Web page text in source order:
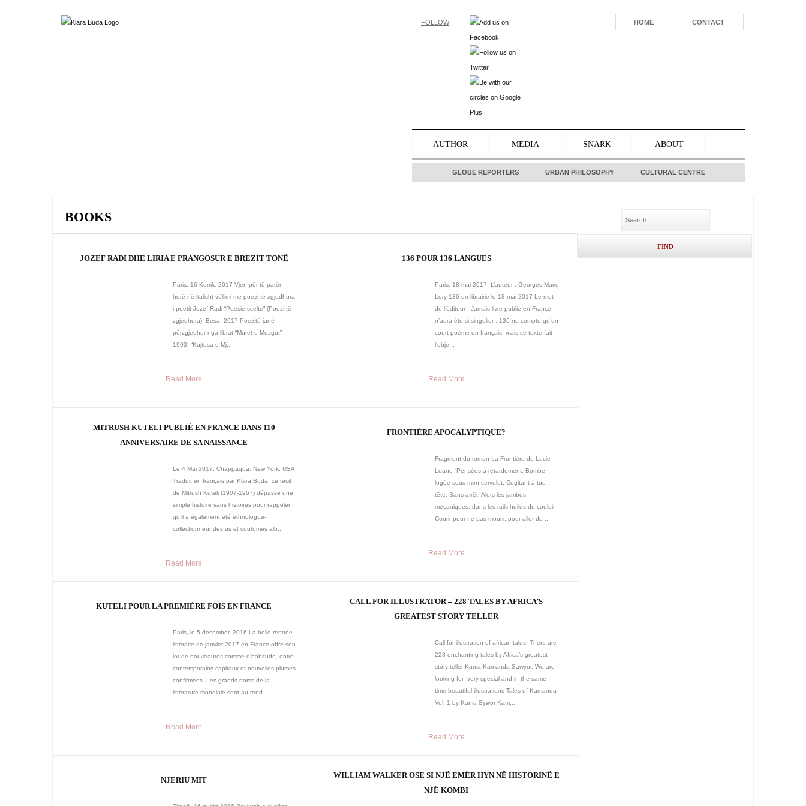
FOLLOW HOME CONTACT
AUTHOR MEDIA SNARK ABOUT
GLOBE REPORTERS URBAN PHILOSOPHY CULTURAL CENTRE
BOOKS
JOZEF RADI DHE LIRIA E PRANGOSUR E BREZIT TONË
Paris, 16 Korrik, 2017 Vjen për të parën
herë në italisht vëllimi me poezi të zgjedhura
i poetit Jozef Radi “Poesie scelte” (Poezi të
zgjedhura), Besa, 2017.Poezitë janë
përzgjedhur nga librat “Muret e Muzgut”
1993, “Kujtesa e Mj...
Read More
136 POUR 136 LANGUES
Paris, 18 mai 2017 L’auteur : Georges-Marie
Lory 136 en librairie le 18 mai 2017 Le mot
de l’éditeur : Jamais livre publié en France
n’aura été si singulier : 136 ne compte qu’un
court poème en français, mais ce texte fait
l’obje...
Read More
MITRUSH KUTELI PUBLIÉ EN FRANCE DANS 110
ANNIVERSAIRE DE SA NAISSANCE
Le 4 Mai 2017, Chappaqua, New York, USA
Traduit en français par Klara Buda, ce récit
de Mitrush Kuteli (1907-1967) dépasse une
simple histoire sans histoires pour rappeler
qu’il a également été ethnologue-
collectionneur des us et coutumes alb...
Read More
FRONTIÈRE APOCALYPTIQUE?
Fragment du roman La Frontière de Lucie
Leane “Pensées à retardement. Bombe
logée sous mon cervelet. Cogitant à tue-
tête. Sans arrêt. Alors les jambes
mécaniques, dans les rails huilés du couloir.
Courir pour ne pas mourir, pour aller de ...
Read More
KUTELI POUR LA PREMIÈRE FOIS EN FRANCE
Paris, le 5 december, 2016 La belle rentrée
littéraire de janvier 2017 en France offre son
lot de nouveautés comme d’habitude, entre
contemporains capitaux et nouvelles plumes
confirmées. Les grands noms de la
littérature mondiale sont au rend...
Read More
CALL FOR ILLUSTRATOR – 228 TALES BY AFRICA’S
GREATEST STORY TELLER
Call for illustration of african tales. There are
228 enchanting tales by Africa’s greatest
story teller Kama Kamanda Sawyor. We are
looking for very special and in the same
time beautiful illustrations Tales of Kamanda
Vol. 1 by Kama Sywor Kam...
Read More
NJERIU MIT
WILLIAM WALKER OSE SI NJË EMËR HYN NË HISTORINË E
NJË KOMBI